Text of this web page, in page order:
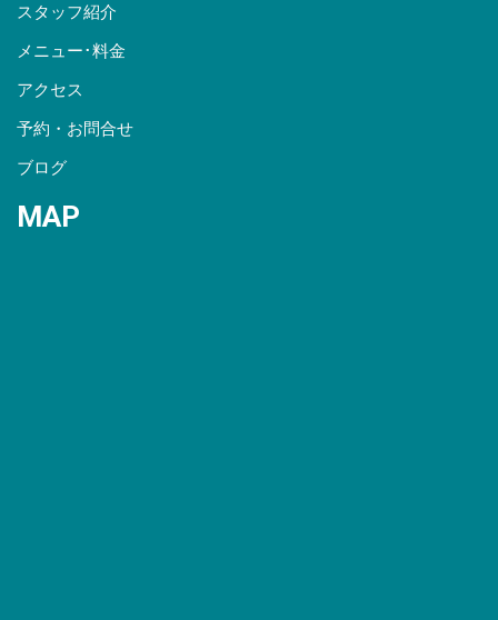
スタッフ紹介
メニュー･料金
アクセス
予約・お問合せ
ブログ
MAP